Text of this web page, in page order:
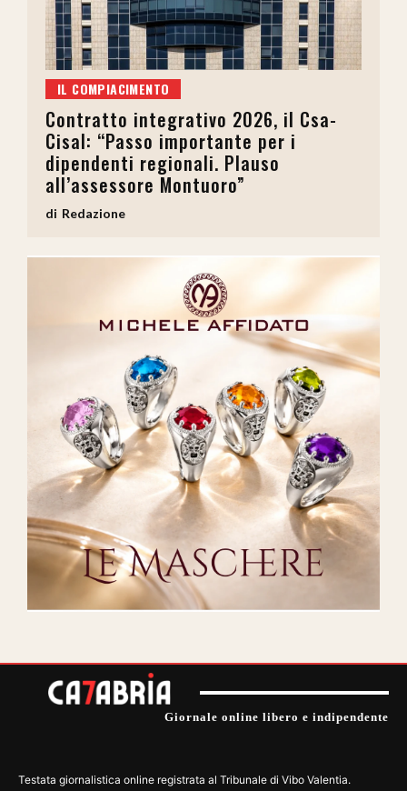
IL COMPIACIMENTO
Contratto integrativo 2026, il Csa-
Cisal: “Passo importante per i
dipendenti regionali. Plauso
all’assessore Montuoro”
Redazione
Giornale online libero e indipendente
Testata giornalistica online registrata al Tribunale di Vibo Valentia.